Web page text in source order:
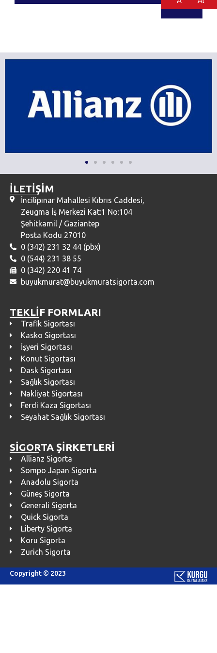
İLETİŞİM
İncilipınar Mahallesi Kıbrıs Caddesi,
Zeugma İş Merkezi Kat:1 No:104
Şehitkamil / Gaziantep
Posta Kodu 27010
0 (342) 231 32 44 (pbx)
0 (544) 231 38 55
0 (342) 220 41 74
buyukmurat@buyukmuratsigorta.com
TEKLİF FORMLARI
Trafik Sigortası
Kasko Sigortası
İşyeri Sigortası
Konut Sigortası
Dask Sigortası
Sağlık Sigortası
Nakliyat Sigortası
Ferdi Kaza Sigortası
Seyahat Sağlık Sigortası
SİGORTA ŞİRKETLERİ
Allianz Sigorta
Sompo Japan Sigorta
Anadolu Sigorta
Güneş Sigorta
Generali Sigorta
Quick Sigorta
Liberty Sigorta
Koru Sigorta
Zurich Sigorta
Copyright © 2023